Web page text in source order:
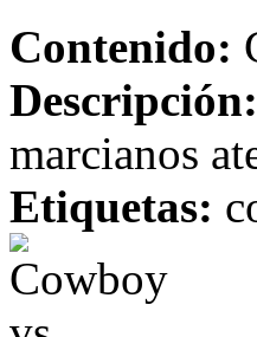
Contenido:
Descripción:
marcianos
Etiquetas: